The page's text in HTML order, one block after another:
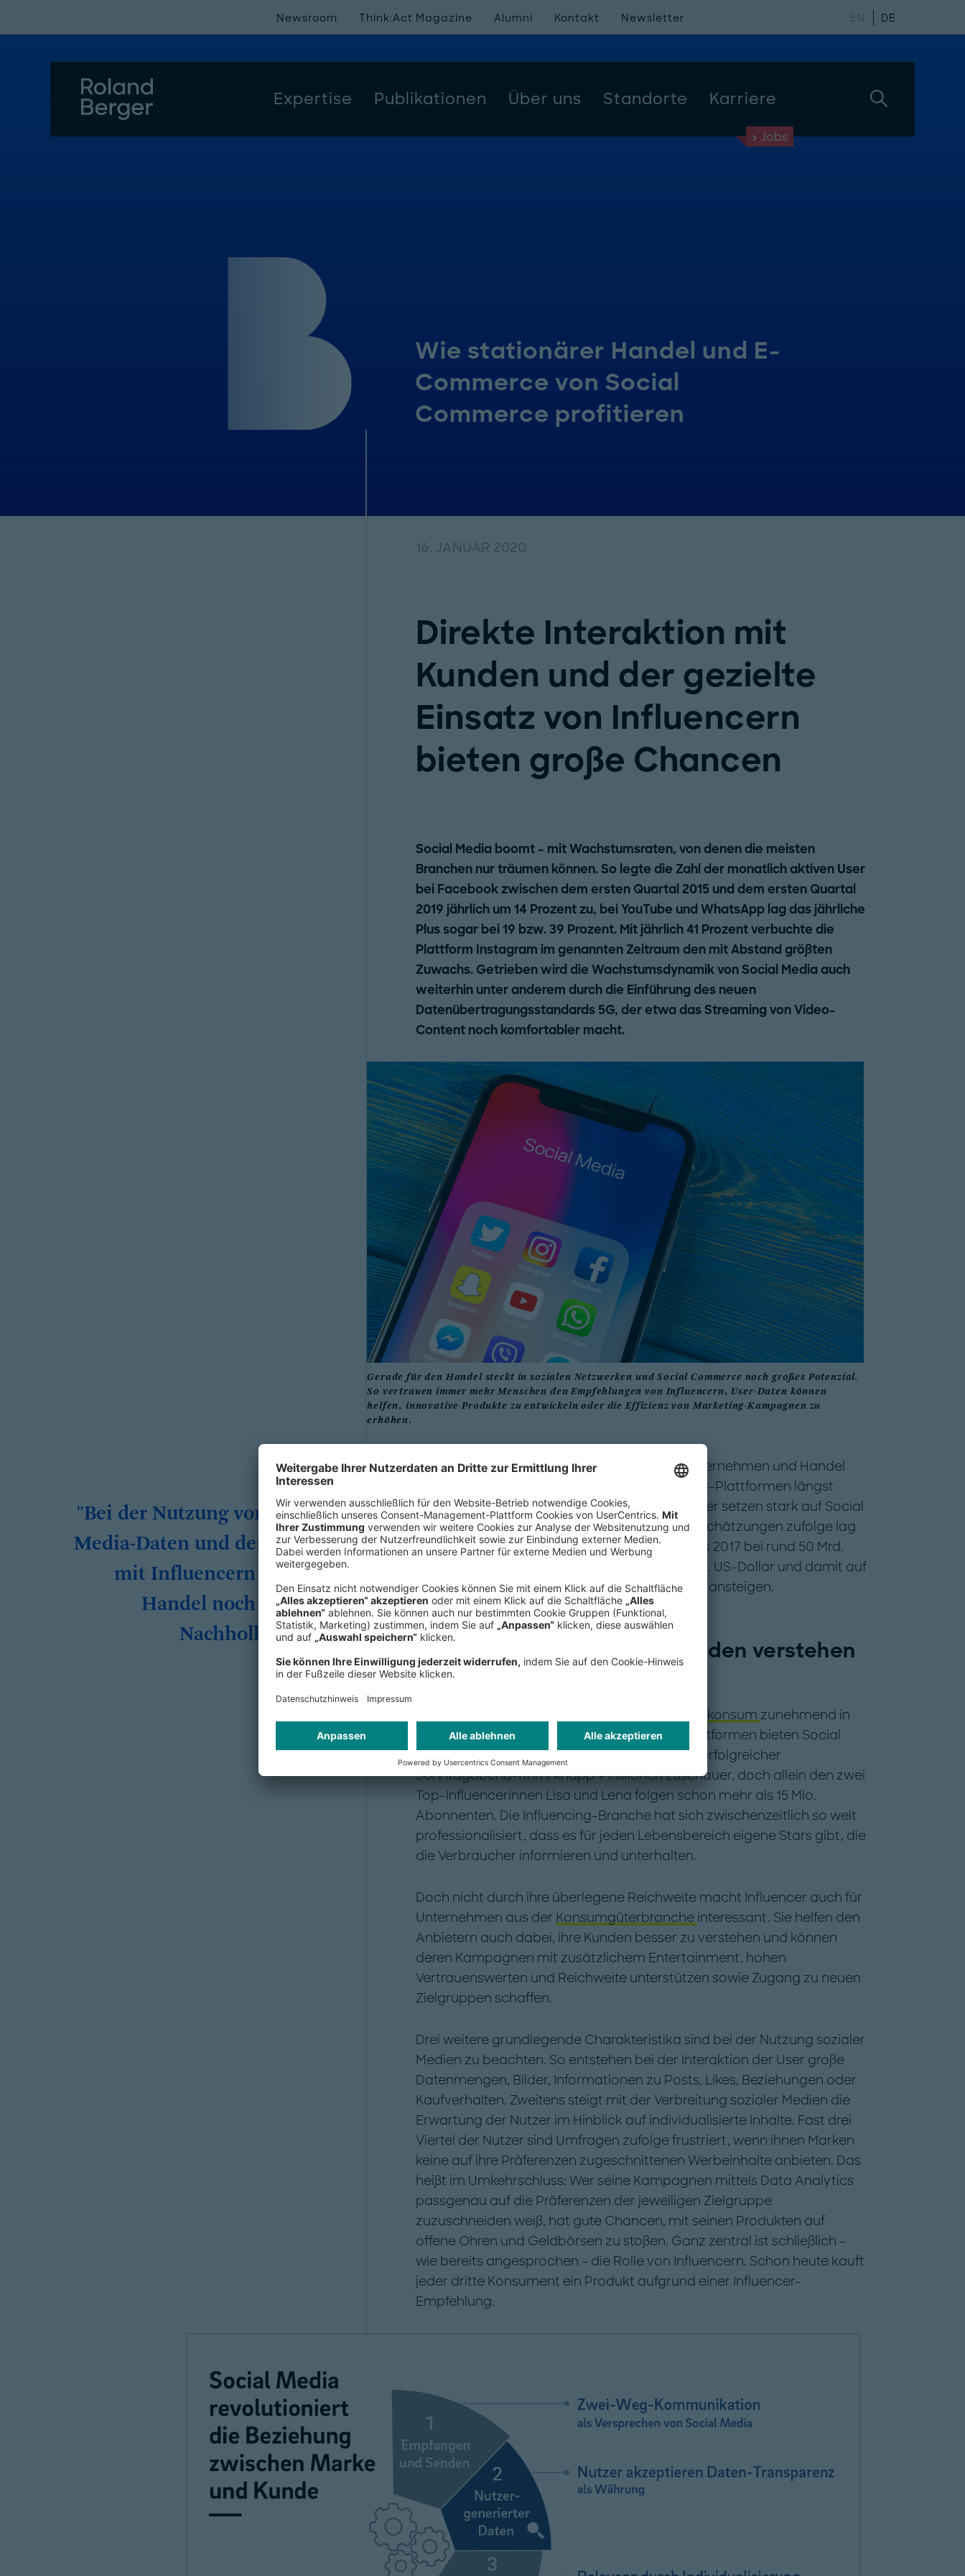
Expertise Publikationen Über uns Standorte Karriere
Newsroom Think:Act Magazine Alumni Kontakt Newsletter EN DE
Jobs
Wie stationärer Handel und E-
Commerce von Social
Commerce profitieren
16. JANUAR 2020
Direkte Interaktion mit
Kunden und der gezielte
Einsatz von Influencern
bieten große Chancen
Social Media boomt – mit Wachstumsraten, von denen die meisten
Branchen nur träumen können. So legte die Zahl der monatlich aktiven User
bei Facebook zwischen dem ersten Quartal 2015 und dem ersten Quartal
2019 jährlich um 14 Prozent zu, bei YouTube und WhatsApp lag das jährliche
Plus sogar bei 19 bzw. 39 Prozent. Mit jährlich 41 Prozent verbuchte die
Plattform Instagram im genannten Zeitraum den mit Abstand größten
Zuwachs. Getrieben wird die Wachstumsdynamik von Social Media auch
weiterhin unter anderem durch die Einführung des neuen
Datenübertragungsstandards 5G, der etwa das Streaming von Video-
Content noch komfortabler macht.
Gerade für den Handel steckt in sozialen Netzwerken und Social Commerce noch großes Potenzial.
So vertrauen immer mehr Menschen den Empfehlungen von Influencern, User-Daten können
helfen, innovative Produkte zu entwickeln oder die Effizienz von Marketing-Kampagnen zu
erhöhen.
"Bei der Nutzung von Social
Media-Daten und der Arbeit
mit Influencern hat der
Handel noch großen
Nachholbedarf."
Dabei sind die sozialen Netzwerke ihrer für Unternehmen und Handel
ursprünglich relevanten Funktion als Marketing-Plattformen längst
entwachsen. Insbesondere chinesische Anbieter setzen stark auf Social
Commerce und sind damit weltweit führend. Schätzungen zufolge lag
der Social Commerce-Umsatz in China bereits 2017 bei rund 50 Mrd.
US-Dollar, bis Ende 2020 könnte er auf 300 Mrd. US-Dollar und damit auf
30 Prozent des chinesischen Online-Umsatzes ansteigen.
Vorteil von Social Media: Kunden verstehen
und gezielt ansprechen
Medienkonsum zunehmend in
die sozialen Netzwerke, Bilder- und Video-Plattformen bieten Social
Media-Stars die perfekte Bühne. So findet ein erfolgreicher
Sonntagabend-Krimi knapp 9 Millionen Zuschauer, doch allein den zwei
Top-Influencerinnen Lisa und Lena folgen schon mehr als 15 Mio.
Abonnenten. Die Influencing-Branche hat sich zwischenzeitlich so weit
professionalisiert, dass es für jeden Lebensbereich eigene Stars gibt, die
die Verbraucher informieren und unterhalten.
Doch nicht durch ihre überlegene Reichweite macht Influencer auch für
Unternehmen aus der Konsumgüterbranche interessant. Sie helfen den
Anbietern auch dabei, ihre Kunden besser zu verstehen und können
deren Kampagnen mit zusätzlichem Entertainment, hohen
Vertrauenswerten und Reichweite unterstützen sowie Zugang zu neuen
Zielgruppen schaffen.
Drei weitere grundlegende Charakteristika sind bei der Nutzung sozialer
Medien zu beachten. So entstehen bei der Interaktion der User große
Datenmengen, Bilder, Informationen zu Posts, Likes, Beziehungen oder
Kaufverhalten. Zweitens steigt mit der Verbreitung sozialer Medien die
Erwartung der Nutzer im Hinblick auf individualisierte Inhalte. Fast drei
Viertel der Nutzer sind Umfragen zufolge frustriert, wenn ihnen Marken
keine auf ihre Präferenzen zugeschnittenen Werbeinhalte anbieten. Das
heißt im Umkehrschluss: Wer seine Kampagnen mittels Data Analytics
passgenau auf die Präferenzen der jeweiligen Zielgruppe
zuzuschneiden weiß, hat gute Chancen, mit seinen Produkten auf
offene Ohren und Geldbörsen zu stoßen. Ganz zentral ist schließlich –
wie bereits angesprochen – die Rolle von Influencern. Schon heute kauft
jeder dritte Konsument ein Produkt aufgrund einer Influencer-
Empfehlung.